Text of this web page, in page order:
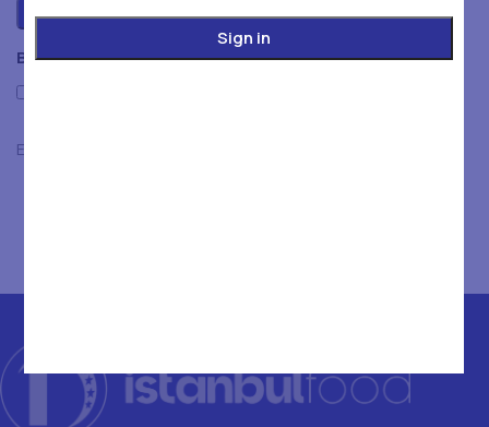
Beoordelingen
Er zijn nog geen beoordelingen.
Sign in